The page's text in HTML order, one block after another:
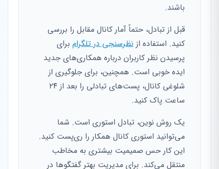
باشند.
قبل از تبادل، حتماً آمار کانال مقابل را بررسی
کنید. استفاده از نظرسنجی در تلگرام برای
پرسیدن نظر کاربران درباره همکاری‌های جدید
ایده خوبی است. همچنین، برای جلوگیری از
شلوغی کانال، پست‌های تبادلی را بعد از ۲۴
ساعت پاک کنید.
یک روش نوین، تبادل استوری است. شما
می‌توانید استوری کانال همکار را ری‌پست کنید.
این کار حس صمیمیت بیشتری به مخاطب
منتقل می‌کند. برای مدیریت بهتر گفتگوها در